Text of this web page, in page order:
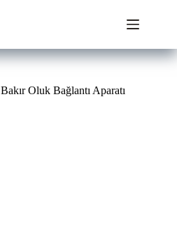
Bakır Oluk Bağlantı Aparatı